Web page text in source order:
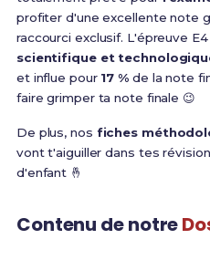
profiter d'une excellente note
raccourci exclusif. L'épreuve E4
scientifique et
et influe pour 17 % de la note
faire grimper ta note finale 😉
De plus, nos fiches
vont t'aiguiller dans tes
d'enfant 🤞
Contenu de notre